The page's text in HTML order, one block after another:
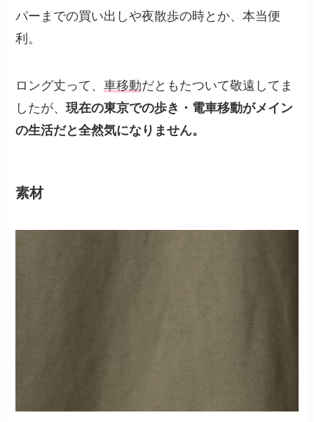
パーまでの買い出しや夜散歩の時とか、本当便
利。
ロング丈って、車移動だともたついて敬遠してま
したが、現在の東京での歩き・電車移動がメイン
の生活だと全然気になりません。
素材